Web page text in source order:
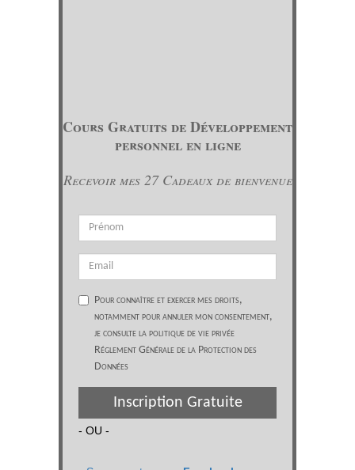
Cours Gratuits de Développement
personnel en ligne
Recevoir mes 27 Cadeaux de bienvenue
Pour connaître et exercer mes droits,
notamment pour annuler mon consentement,
je consulte la politique de vie privée
Réglement Générale de la Protection des
Données
Inscription Gratuite
- OU -